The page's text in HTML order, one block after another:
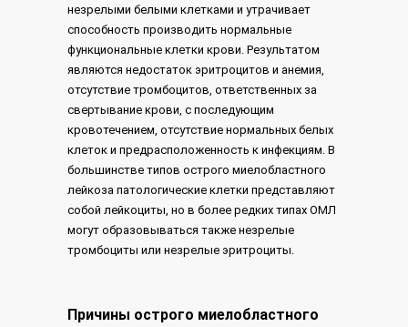
незрелыми белыми клетками и утрачивает
способность производить нормальные
функциональные клетки крови. Результатом
являются недостаток эритроцитов и анемия,
отсутствие тромбоцитов, ответственных за
свертывание крови, с последующим
кровотечением, отсутствие нормальных белых
клеток и предрасположенность к инфекциям. В
большинстве типов острого миелобластного
лейкоза патологические клетки представляют
собой лейкоциты, но в более редких типах ОМЛ
могут образовываться также незрелые
тромбоциты или незрелые эритроциты.
Причины острого миелобластного